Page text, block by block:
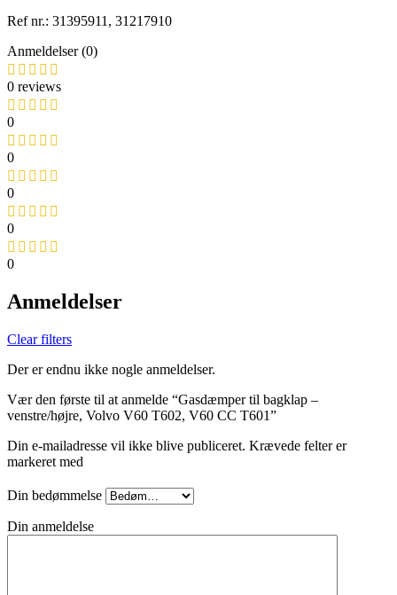
Ref nr.: 31395911, 31217910
Anmeldelser (0)
0 reviews
0
0
0
0
0
Anmeldelser
Clear filters
Der er endnu ikke nogle anmeldelser.
Vær den første til at anmelde “Gasdæmper til bagklap –
venstre/højre, Volvo V60 T602, V60 CC T601”
Din e-mailadresse vil ikke blive publiceret. Krævede felter er
markeret med
Din bedømmelse
Din anmeldelse